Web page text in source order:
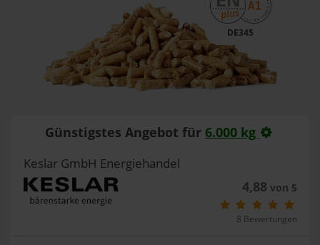
DE345
Günstigstes Angebot für 6.000 kg
Keslar GmbH Energiehandel
4,88 von 5
8 Bewertungen